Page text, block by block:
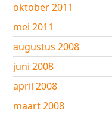
oktober 2011
mei 2011
augustus 2008
juni 2008
april 2008
maart 2008